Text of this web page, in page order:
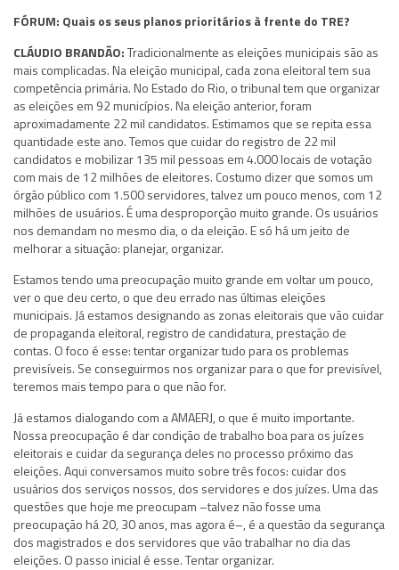
FÓRUM: Quais os seus planos prioritários à frente do TRE?
CLÁUDIO BRANDÃO:Tradicionalmente as eleições municipais são as
mais complicadas. Na eleição municipal, cada zona eleitoral tem sua
competência primária. No Estado do Rio, o tribunal tem que organizar
as eleições em 92 municípios. Na eleição anterior, foram
aproximadamente 22 mil candidatos. Estimamos que se repita essa
quantidade este ano. Temos que cuidar do registro de 22 mil
candidatos e mobilizar 135 mil pessoas em 4.000 locais de votação
com mais de 12 milhões de eleitores. Costumo dizer que somos um
órgão público com 1.500 servidores, talvez um pouco menos, com 12
milhões de usuários. É uma desproporção muito grande. Os usuários
nos demandam no mesmo dia, o da eleição. E só há um jeito de
melhorar a situação: planejar, organizar.
Estamos tendo uma preocupação muito grande em voltar um pouco,
ver o que deu certo, o que deu errado nas últimas eleições
municipais. Já estamos designando as zonas eleitorais que vão cuidar
de propaganda eleitoral, registro de candidatura, prestação de
contas. O foco é esse: tentar organizar tudo para os problemas
previsíveis. Se conseguirmos nos organizar para o que for previsível,
teremos mais tempo para o que não for.
Já estamos dialogando com a AMAERJ, o que é muito importante.
Nossa preocupação é dar condição de trabalho boa para os juízes
eleitorais e cuidar da segurança deles no processo próximo das
eleições. Aqui conversamos muito sobre três focos: cuidar dos
usuários dos serviços nossos, dos servidores e dos juízes. Uma das
questões que hoje me preocupam –talvez não fosse uma
preocupação há 20, 30 anos, mas agora é–, é a questão da segurança
dos magistrados e dos servidores que vão trabalhar no dia das
eleições. O passo inicial é esse. Tentar organizar.